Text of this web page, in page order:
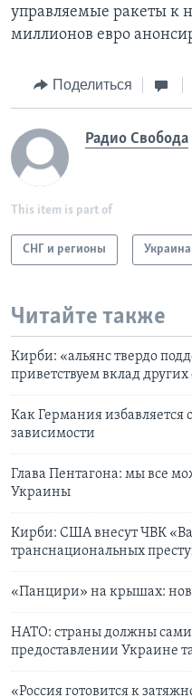
управляемые ракеты к
миллионов евро
Поделиться
Радио Свобода
This item is part of
СНГ и регионы Украина
Читайте также
Кирби: «альянс твердо
приветствуем вклад других
Как Германия избавляется
зависимости
Глава Пентагона: мы все
Украины
Кирби: США внесут ЧВК
транснациональных
«Панцири» на крышах:
НАТО: страны должны
предоставлении Украине
«Россия готовится к